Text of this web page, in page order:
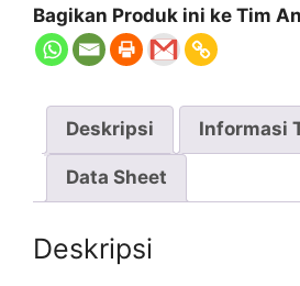
Bagikan Produk ini ke Tim
Deskripsi Informasi
Data Sheet
Deskripsi